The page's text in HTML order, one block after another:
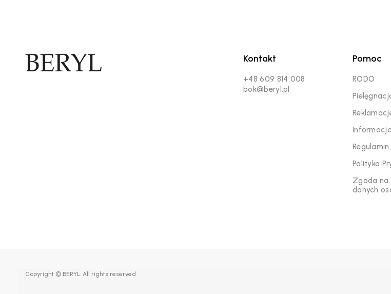
Kontakt
+48 609 814 008
bok@beryl.pl
Pomoc
RODO
Regulamin
Polityka
Zgoda na
danych
Copyright © BERYL. All rights reserved